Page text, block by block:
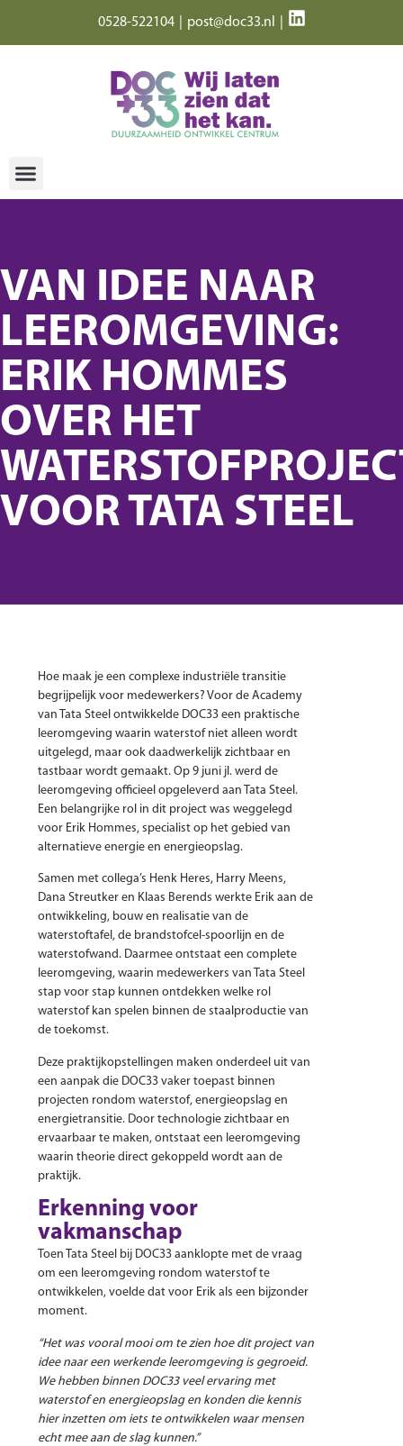
0528-522104 post@doc33.nl
VAN IDEE NAAR
LEEROMGEVING:
ERIK HOMMES
OVER HET
VOOR TATA STEEL
Hoe maak je een complexe industriële transitie
begrijpelijk voor medewerkers? Voor de Academy
van Tata Steel ontwikkelde DOC33 een praktische
leeromgeving waarin waterstof niet alleen wordt
uitgelegd, maar ook daadwerkelijk zichtbaar en
tastbaar wordt gemaakt. Op 9 juni jl. werd de
leeromgeving officieel opgeleverd aan Tata Steel.
Een belangrijke rol in dit project was weggelegd
voor Erik Hommes, specialist op het gebied van
alternatieve energie en energieopslag.
Samen met collega’s Henk Heres, Harry Meens,
Dana Streutker en Klaas Berends werkte Erik aan de
ontwikkeling, bouw en realisatie van de
waterstoftafel, de brandstofcel-spoorlijn en de
waterstofwand. Daarmee ontstaat een complete
leeromgeving, waarin medewerkers van Tata Steel
stap voor stap kunnen ontdekken welke rol
waterstof kan spelen binnen de staalproductie van
de toekomst.
Deze praktijkopstellingen maken onderdeel uit van
een aanpak die DOC33 vaker toepast binnen
projecten rondom waterstof, energieopslag en
energietransitie. Door technologie zichtbaar en
ervaarbaar te maken, ontstaat een leeromgeving
waarin theorie direct gekoppeld wordt aan de
praktijk.
Erkenning voor
vakmanschap
Toen Tata Steel bij DOC33 aanklopte met de vraag
om een leeromgeving rondom waterstof te
ontwikkelen, voelde dat voor Erik als een bijzonder
moment.
“Het was vooral mooi om te zien hoe dit project van
idee naar een werkende leeromgeving is gegroeid.
We hebben binnen DOC33 veel ervaring met
waterstof en energieopslag en konden die kennis
hier inzetten om iets te ontwikkelen waar mensen
echt mee aan de slag kunnen.”